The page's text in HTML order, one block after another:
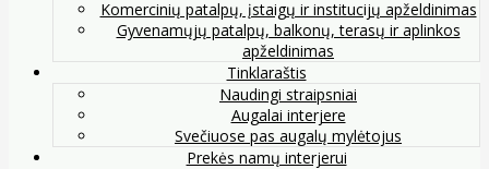
Komercinių patalpų, įstaigų ir institucijų apželdinimas
Gyvenamųjų patalpų, balkonų, terasų ir aplinkos
apželdinimas
Tinklaraštis
Naudingi straipsniai
Augalai interjere
Svečiuose pas augalų mylėtojus
Prekės namų interjerui